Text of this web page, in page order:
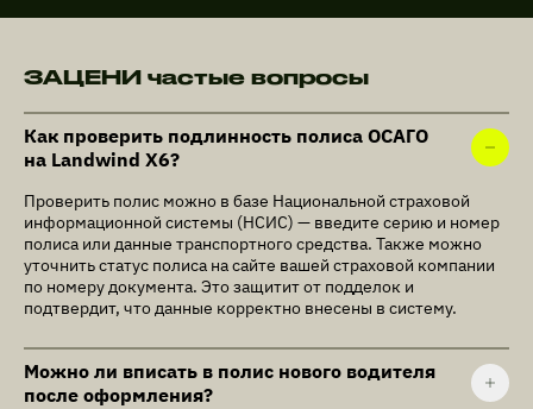
ЗАЦЕНИ частые вопросы
Как проверить подлинность полиса ОСАГО
на Landwind X6?
Проверить полис можно в базе Национальной страховой
информационной системы (НСИС) — введите серию и номер
полиса или данные транспортного средства. Также можно
уточнить статус полиса на сайте вашей страховой компании
по номеру документа. Это защитит от подделок и
подтвердит, что данные корректно внесены в систему.
Можно ли вписать в полис нового водителя
после оформления?